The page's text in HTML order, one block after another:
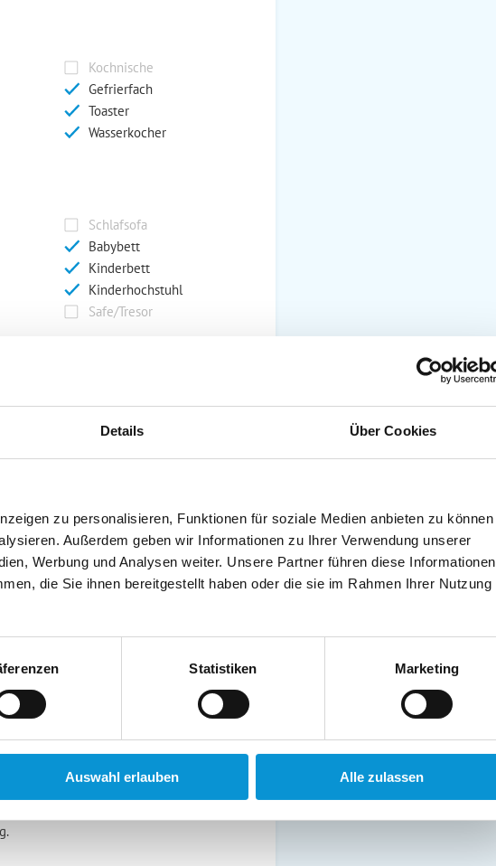
Details Über Cookies
zu personalisieren, Funktionen für soziale Medien anbieten zu können
Außerdem geben wir Informationen zu Ihrer Verwendung unserer
Werbung und Analysen weiter. Unsere Partner führen diese Informationen
die Sie ihnen bereitgestellt haben oder die sie im Rahmen Ihrer Nutzung
Statistiken Marketing
Auswahl erlauben Alle zulassen
Kochnische
Gefrierfach
Toaster
Wasserkocher
Schlafsofa
Babybett
Kinderbett
Kinderhochstuhl
Safe/Tresor
Grill
Grillplatz
Handtücher inkl.
Halbpension möglich